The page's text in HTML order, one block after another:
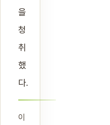
을
청
취
했
다.
이